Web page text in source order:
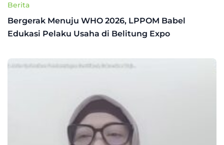
Berita
Bergerak Menuju WHO 2026, LPPOM Babel
Edukasi Pelaku Usaha di Belitung Expo